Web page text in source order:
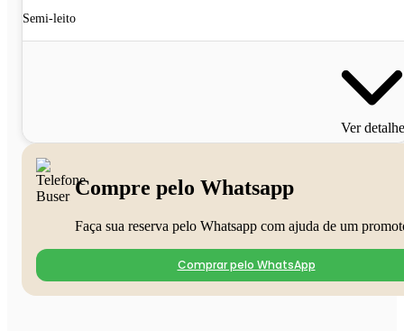
Semi-leito
Ver
Compre pelo Whatsapp
Faça sua reserva pelo Whatsapp com ajuda de um
Comprar pelo WhatsApp